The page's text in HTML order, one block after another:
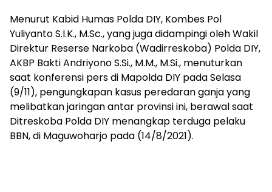
Menurut Kabid Humas Polda DIY, Kombes Pol
Yuliyanto S.I.K., M.Sc., yang juga didampingi oleh Wakil
Direktur Reserse Narkoba (Wadirreskoba) Polda DIY,
AKBP Bakti Andriyono S.Si., M.M., M.Si., menuturkan
saat konferensi pers di Mapolda DIY pada Selasa
(9/11), pengungkapan kasus peredaran ganja yang
melibatkan jaringan antar provinsi ini, berawal saat
Ditreskoba Polda DIY menangkap terduga pelaku
BBN, di Maguwoharjo pada (14/8/2021).